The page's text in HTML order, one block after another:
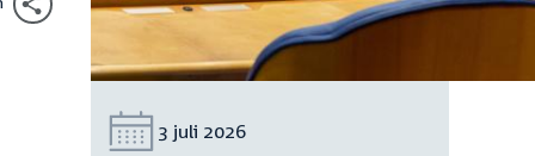
Datum:
3 juli 2026